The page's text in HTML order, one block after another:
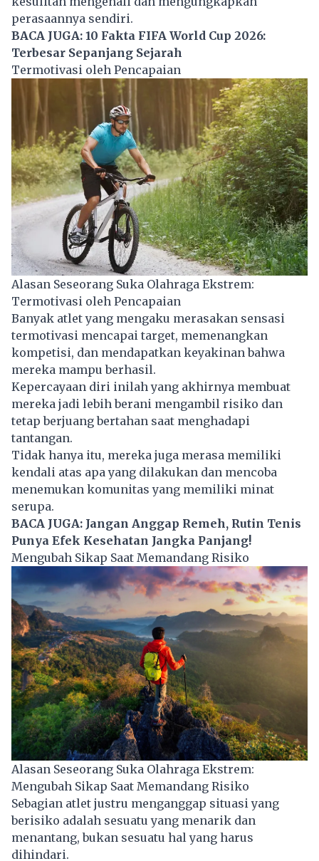
perasaannya sendiri.
BACA JUGA: 10 Fakta FIFA World Cup 2026:
Terbesar Sepanjang Sejarah
Termotivasi oleh Pencapaian
Alasan Seseorang Suka Olahraga Ekstrem:
Termotivasi oleh Pencapaian
Banyak atlet yang mengaku merasakan sensasi
termotivasi mencapai target, memenangkan
kompetisi, dan mendapatkan keyakinan bahwa
mereka mampu berhasil.
Kepercayaan diri inilah yang akhirnya membuat
mereka jadi lebih berani mengambil risiko dan
tetap berjuang bertahan saat menghadapi
tantangan.
Tidak hanya itu, mereka juga merasa memiliki
kendali atas apa yang dilakukan dan mencoba
menemukan komunitas yang memiliki minat
serupa.
BACA JUGA: Jangan Anggap Remeh, Rutin Tenis
Punya Efek Kesehatan Jangka Panjang!
Mengubah Sikap Saat Memandang Risiko
Alasan Seseorang Suka Olahraga Ekstrem:
Mengubah Sikap Saat Memandang Risiko
Sebagian atlet justru menganggap situasi yang
berisiko adalah sesuatu yang menarik dan
menantang, bukan sesuatu hal yang harus
dihindari.